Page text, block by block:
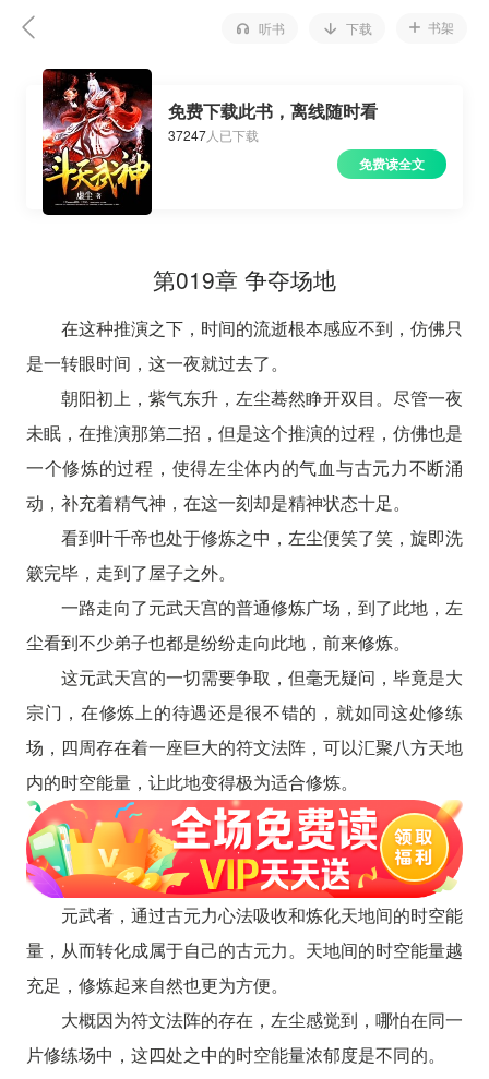
听书 下载 书架
免费下载此书，离线随时看
37247人已下载
免费读全文
第019章 争夺场地
在这种推演之下，时间的流逝根本感应不到，仿佛只
是一转眼时间，这一夜就过去了。
朝阳初上，紫气东升，左尘蓦然睁开双目。尽管一夜
未眠，在推演那第二招，但是这个推演的过程，仿佛也是
一个修炼的过程，使得左尘体内的气血与古元力不断涌
动，补充着精气神，在这一刻却是精神状态十足。
看到叶千帝也处于修炼之中，左尘便笑了笑，旋即洗
簌完毕，走到了屋子之外。
一路走向了元武天宫的普通修炼广场，到了此地，左
尘看到不少弟子也都是纷纷走向此地，前来修炼。
这元武天宫的一切需要争取，但毫无疑问，毕竟是大
宗门，在修炼上的待遇还是很不错的，就如同这处修练
场，四周存在着一座巨大的符文法阵，可以汇聚八方天地
内的时空能量，让此地变得极为适合修炼。
元武者，通过古元力心法吸收和炼化天地间的时空能
量，从而转化成属于自己的古元力。天地间的时空能量越
充足，修炼起来自然也更为方便。
大概因为符文法阵的存在，左尘感觉到，哪怕在同一
片修练场中，这四处之中的时空能量浓郁度是不同的。